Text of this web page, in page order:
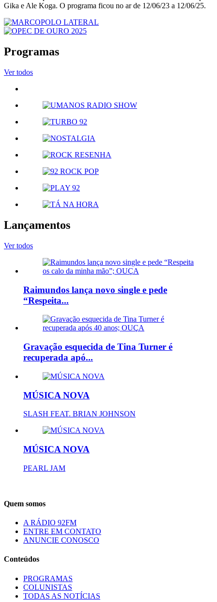
Gika e Ale Koga. O programa ficou no ar de 12/06/23 a 12/06/25.
Programas
Ver todos
Lançamentos
Ver todos
Raimundos lança novo single e pede
“Respeita...
Gravação esquecida de Tina Turner é
recuperada apó...
MÚSICA NOVA
SLASH FEAT. BRIAN JOHNSON
MÚSICA NOVA
PEARL JAM
Quem somos
A RÁDIO 92FM
ENTRE EM CONTATO
ANUNCIE CONOSCO
Conteúdos
PROGRAMAS
COLUNISTAS
TODAS AS NOTÍCIAS